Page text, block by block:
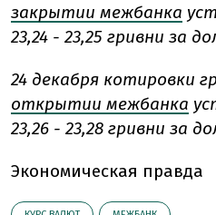
закрытии межбанка
23,24 - 23,25 гривни за
24 декабря котировки
открытии межбанка
23,26 - 23,28 гривни за
Экономическая правда